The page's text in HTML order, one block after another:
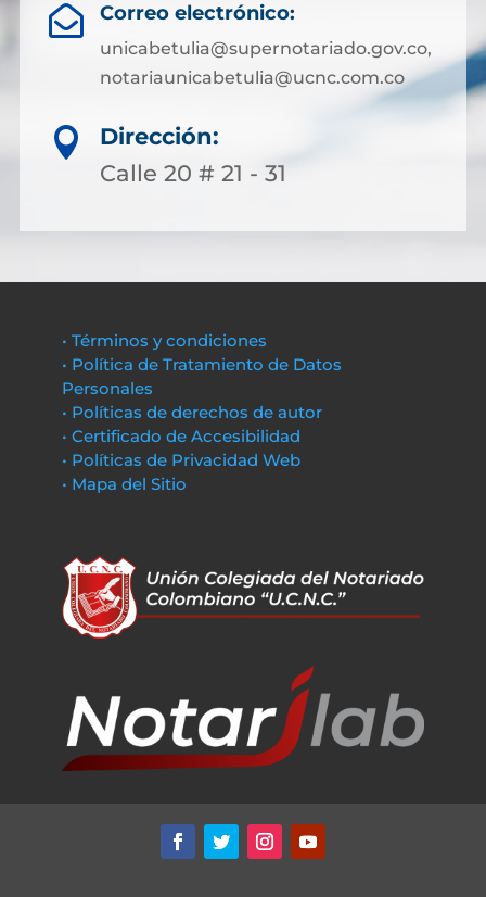
 Correo electrónico:
unicabetulia@supernotariado.gov.co,
notariaunicabetulia@ucnc.com.co

Dirección:
Calle 20 # 21 - 31
• Términos y condiciones
• Política de Tratamiento de Datos
Personales
• Políticas de derechos de autor
• Certificado de Accesibilidad
• Políticas de Privacidad Web
• Mapa del Sitio